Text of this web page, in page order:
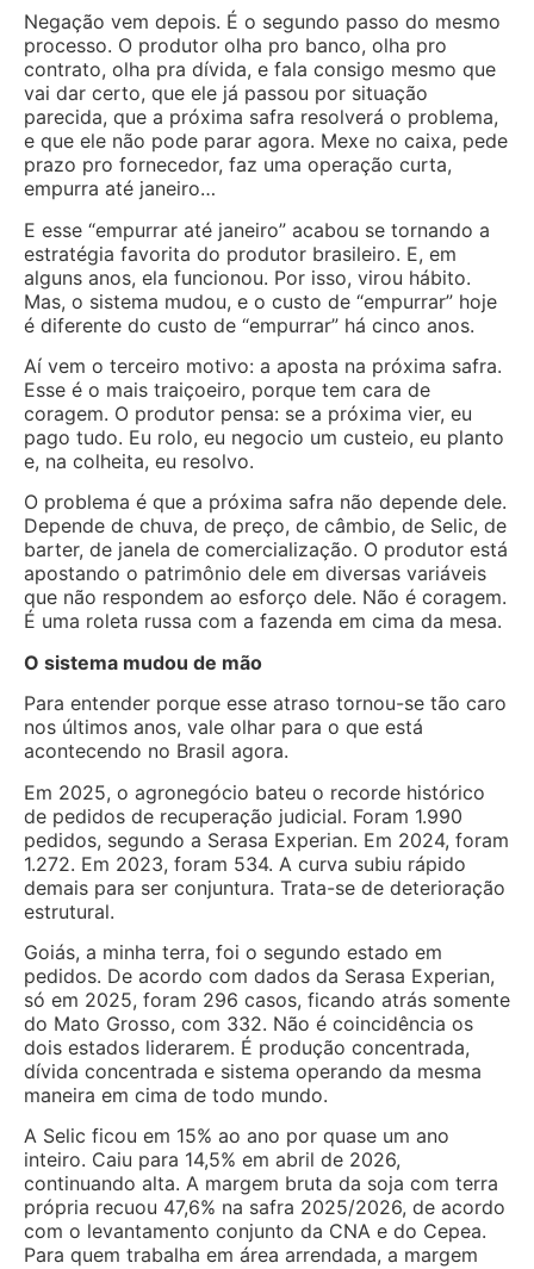
Negação vem depois. É o segundo passo do mesmo
processo. O produtor olha pro banco, olha pro
contrato, olha pra dívida, e fala consigo mesmo que
vai dar certo, que ele já passou por situação
parecida, que a próxima safra resolverá o problema,
e que ele não pode parar agora. Mexe no caixa, pede
prazo pro fornecedor, faz uma operação curta,
empurra até janeiro…
E esse “empurrar até janeiro” acabou se tornando a
estratégia favorita do produtor brasileiro. E, em
alguns anos, ela funcionou. Por isso, virou hábito.
Mas, o sistema mudou, e o custo de “empurrar” hoje
é diferente do custo de “empurrar” há cinco anos.
Aí vem o terceiro motivo: a aposta na próxima safra.
Esse é o mais traiçoeiro, porque tem cara de
coragem. O produtor pensa: se a próxima vier, eu
pago tudo. Eu rolo, eu negocio um custeio, eu planto
e, na colheita, eu resolvo.
O problema é que a próxima safra não depende dele.
Depende de chuva, de preço, de câmbio, de Selic, de
barter, de janela de comercialização. O produtor está
apostando o patrimônio dele em diversas variáveis
que não respondem ao esforço dele. Não é coragem.
É uma roleta russa com a fazenda em cima da mesa.
O sistema mudou de mão
Para entender porque esse atraso tornou-se tão caro
nos últimos anos, vale olhar para o que está
acontecendo no Brasil agora.
Em 2025, o agronegócio bateu o recorde histórico
de pedidos de recuperação judicial. Foram 1.990
pedidos, segundo a Serasa Experian. Em 2024, foram
1.272. Em 2023, foram 534. A curva subiu rápido
demais para ser conjuntura. Trata-se de deterioração
estrutural.
Goiás, a minha terra, foi o segundo estado em
pedidos. De acordo com dados da Serasa Experian,
só em 2025, foram 296 casos, ficando atrás somente
do Mato Grosso, com 332. Não é coincidência os
dois estados liderarem. É produção concentrada,
dívida concentrada e sistema operando da mesma
maneira em cima de todo mundo.
A Selic ficou em 15% ao ano por quase um ano
inteiro. Caiu para 14,5% em abril de 2026,
continuando alta. A margem bruta da soja com terra
própria recuou 47,6% na safra 2025/2026, de acordo
com o levantamento conjunto da CNA e do Cepea.
Para quem trabalha em área arrendada, a margem